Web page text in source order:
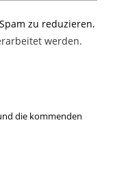
zu reduzieren.
werden.
die kommenden